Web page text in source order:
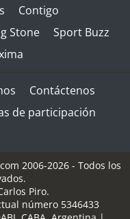
Contigo
Stone
Sport Buzz
Contáctenos
de participación
2006-2026 - Todos los
Piro.
número 5346433